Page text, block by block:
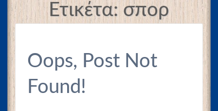
Ετικέτα:σπορ
Oops, Post Not
Found!